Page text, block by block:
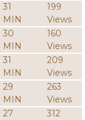
31
MIN
199
Views
30
MIN
160
Views
31
MIN
209
Views
29
MIN
263
Views
27
312